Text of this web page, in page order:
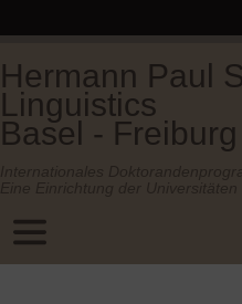
Hermann Paul
Linguistics
Basel -